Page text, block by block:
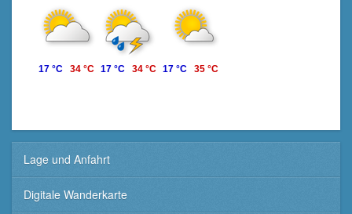
17 °C 34 °C 17 °C 34 °C 17 °C 35 °C
Lage und Anfahrt
Digitale Wanderkarte